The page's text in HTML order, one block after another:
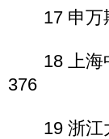
17 申万期
18 上海中
376
19 浙江大